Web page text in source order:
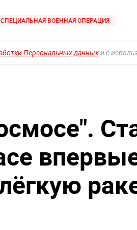
СПЕЦИАЛЬНАЯ ВОЕННАЯ ОПЕРАЦИЯ
Персональных данныхи с